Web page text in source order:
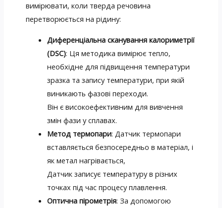
вимірювати, коли тверда речовина
перетворюється на рідину:
Диференціальна сканування калориметрії
(DSC): Ця методика вимірює тепло,
необхідне для підвищення температури
зразка та запису температури, при якій
виникають фазові переходи.
Він є високоефективним для вивчення
змін фази у сплавах.
Метод термопари: Датчик термопари
вставляється безпосередньо в матеріал, і
як метал нагрівається,
Датчик записує температуру в різних
точках під час процесу плавлення.
Оптична пірометрія: За допомогою